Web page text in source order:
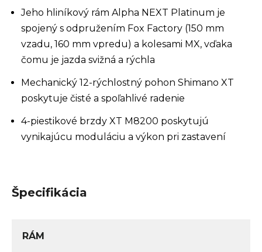
Jeho hliníkový rám Alpha NEXT Platinum je
spojený s odpružením Fox Factory (150 mm
vzadu, 160 mm vpredu) a kolesami MX, vďaka
čomu je jazda svižná a rýchla
Mechanický 12-rýchlostný pohon Shimano XT
poskytuje čisté a spoľahlivé radenie
4-piestikové brzdy XT M8200 poskytujú
vynikajúcu moduláciu a výkon pri zastavení
Špecifikácia
RÁM